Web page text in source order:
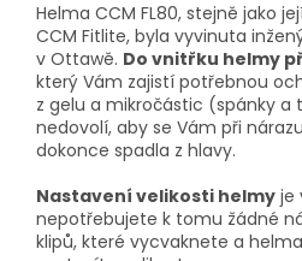
Helma CCM FL80, stejně jako
CCM Fitlite, byla vyvinuta
v Ottawě. Do vnitřku helmy
který Vám zajistí potřebnou
z gelu a mikročástic (spánky a
nedovolí, aby se Vám při
dokonce spadla z hlavy.
Nastavení velikosti helmy je
nepotřebujete k tomu žádné
klipů, které vycvaknete a